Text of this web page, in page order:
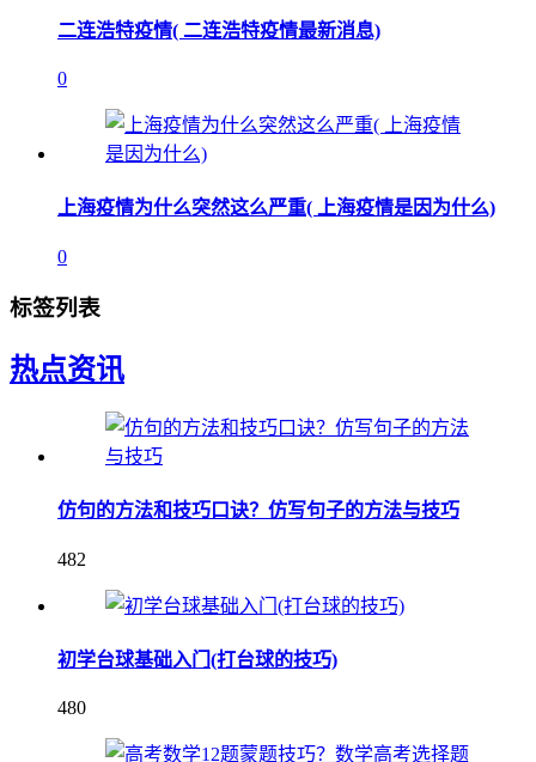
二连浩特疫情( 二连浩特疫情最新消息)
0
上海疫情为什么突然这么严重( 上海疫情是因为什么)
0
标签列表
热点资讯
仿句的方法和技巧口诀？仿写句子的方法与技巧
482
初学台球基础入门(打台球的技巧)
480